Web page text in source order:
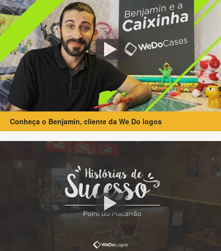
Conheça o Benjamin, cliente da We Do logos